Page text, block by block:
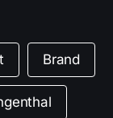
Brand